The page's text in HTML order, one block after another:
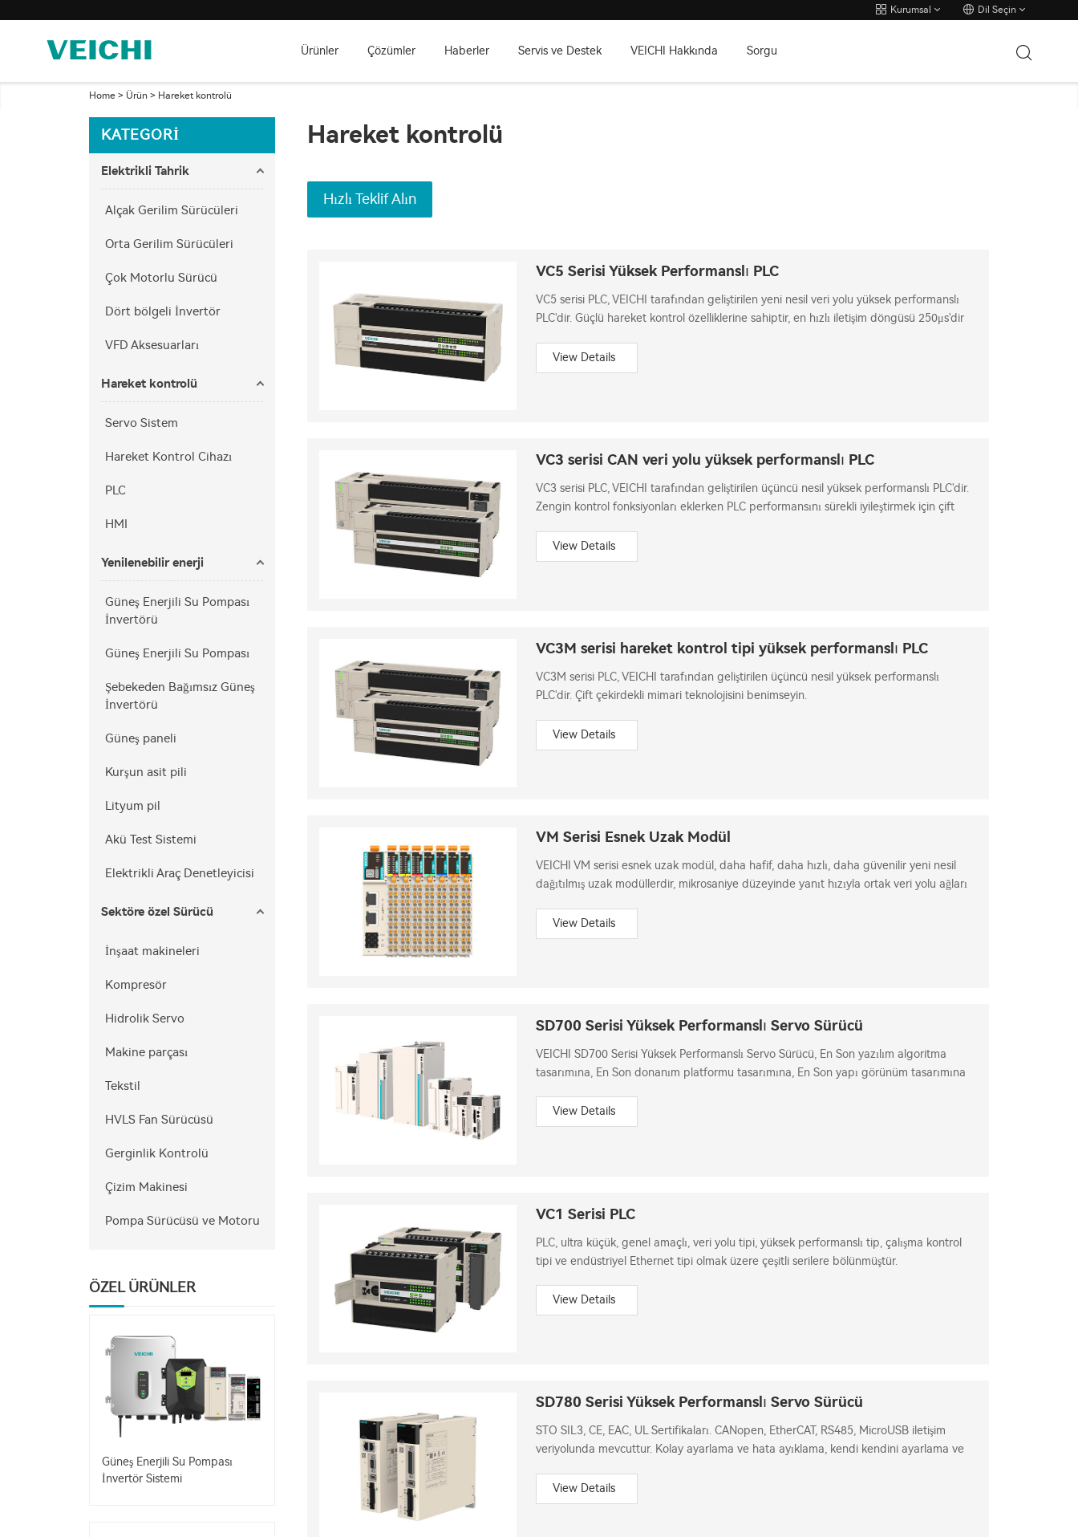
Kurumsal Dil Seçin
Ürünler Çözümler Haberler Servis ve Destek VEICHI Hakkında Sorgu
Home > Ürün > Hareket kontrolü
KATEGORI
Elektrikli Tahrik
Alçak Gerilim Sürücüleri
Orta Gerilim Sürücüleri
Çok Motorlu Sürücü
Dört bölgeli İnvertör
VFD Aksesuarları
Hareket kontrolü
Servo Sistem
Hareket Kontrol Cihazı
PLC
HMI
Yenilenebilir enerji
Güneş Enerjili Su Pompası
İnvertörü
Güneş Enerjili Su Pompası
Şebekeden Bağımsız Güneş
İnvertörü
Güneş paneli
Kurşun asit pili
Lityum pil
Akü Test Sistemi
Elektrikli Araç Denetleyicisi
Sektöre özel Sürücü
İnşaat makineleri
Kompresör
Hidrolik Servo
Makine parçası
Tekstil
HVLS Fan Sürücüsü
Gerginlik Kontrolü
Çizim Makinesi
Pompa Sürücüsü ve Motoru
ÖZEL ÜRÜNLER
Güneş Enerjili Su Pompası
İnvertör Sistemi
Hareket kontrolü
Hızlı Teklif Alın
VC5 Serisi Yüksek Performanslı PLC
VC5 serisi PLC, VEICHI tarafından geliştirilen yeni nesil veri yolu yüksek performanslı
PLC'dir. Güçlü hareket kontrol özelliklerine sahiptir, en hızlı iletişim döngüsü 250μs'dir
View Details
VC3 serisi CAN veri yolu yüksek performanslı PLC
VC3 serisi PLC, VEICHI tarafından geliştirilen üçüncü nesil yüksek performanslı PLC'dir.
Zengin kontrol fonksiyonları eklerken PLC performansını sürekli iyileştirmek için çift
View Details
VC3M serisi hareket kontrol tipi yüksek performanslı PLC
VC3M serisi PLC, VEICHI tarafından geliştirilen üçüncü nesil yüksek performanslı
PLC'dir. Çift çekirdekli mimari teknolojisini benimseyin.
View Details
VM Serisi Esnek Uzak Modül
VEICHI VM serisi esnek uzak modül, daha hafif, daha hızlı, daha güvenilir yeni nesil
dağıtılmış uzak modüllerdir, mikrosaniye düzeyinde yanıt hızıyla ortak veri yolu ağları
View Details
SD700 Serisi Yüksek Performanslı Servo Sürücü
VEICHI SD700 Serisi Yüksek Performanslı Servo Sürücü, En Son yazılım algoritma
tasarımına, En Son donanım platformu tasarımına, En Son yapı görünüm tasarımına
View Details
VC1 Serisi PLC
PLC, ultra küçük, genel amaçlı, veri yolu tipi, yüksek performanslı tip, çalışma kontrol
tipi ve endüstriyel Ethernet tipi olmak üzere çeşitli serilere bölünmüştür.
View Details
SD780 Serisi Yüksek Performanslı Servo Sürücü
STO SIL3, CE, EAC, UL Sertifikaları. CANopen, EtherCAT, RS485, MicroUSB iletişim
veriyolunda mevcuttur. Kolay ayarlama ve hata ayıklama, kendi kendini ayarlama ve
View Details